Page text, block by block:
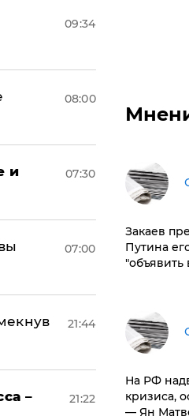
09:34
08:00
и
07:30
07:00
21:44
–
21:22
Закаев
Путина
"объявить
На РФ
кризиса,
— Ян